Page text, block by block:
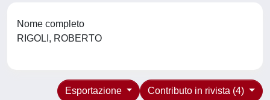
Nome completo
RIGOLI, ROBERTO
Contributo in rivista (4)
Esportazione